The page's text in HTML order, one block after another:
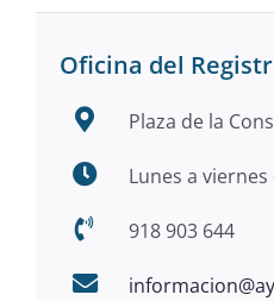
Oficina del
Plaza de la
Lunes a viernes
918 903 644